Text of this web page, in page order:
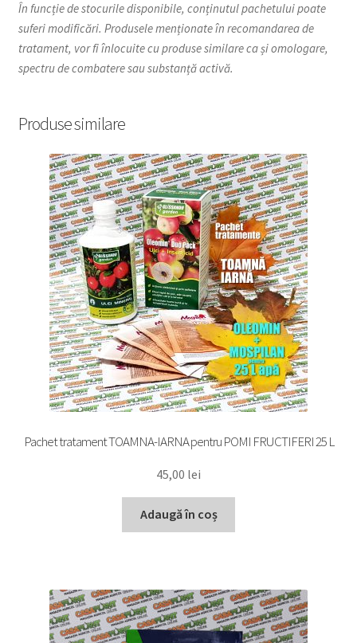
În funcție de stocurile disponibile, conținutul pachetului poate
suferi modificări. Produsele menționate în recomandarea de
tratament, vor fi înlocuite cu produse similare ca și omologare,
spectru de combatere sau substanță activă.
Produse similare
Pachet tratament TOAMNA-IARNA pentru POMI FRUCTIFERI 25 L
45,00 lei
Adaugă în coș